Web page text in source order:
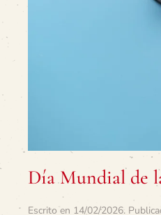
Día Mundial de
Escrito en 14/02/2026.